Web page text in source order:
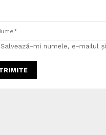
Salvează-mi numele, e-mailul